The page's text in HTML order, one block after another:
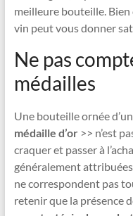
meilleure bouteille. Bien
vin peut vous donner
Ne pas
Une bouteille ornée
médaille d’or>> n’est
craquer et passer à
généralement
ne correspondent pas
retenir que la présence